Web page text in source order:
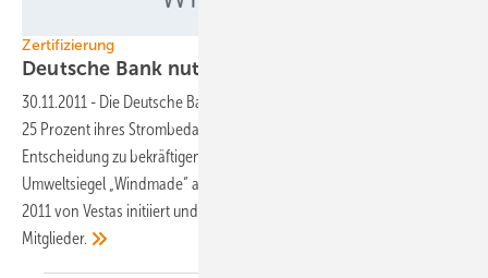
Zertifizierung
Deutsche Bank nutzt
30.11.2011 - Die Deutsche Bank hat sich jetzt verpflichtet, mindestens
25 Prozent ihres Strombedarfs aus Windenergie zu decken. Um diese
Entscheidung zu bekräftigen, hat sich das Geldinstitut dem
Umweltsiegel „Windmade“ angeschlossen. Windmade wurde Anfang
2011 von Vestas initiiert und hat derzeit 15 weltweit tätige
Mitglieder.